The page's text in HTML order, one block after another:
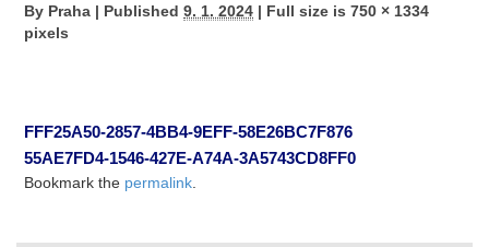
By Praha | Published 9. 1. 2024 | Full size is750 × 1334
pixels
FFF25A50-2857-4BB4-9EFF-58E26BC7F876
55AE7FD4-1546-427E-A74A-3A5743CD8FF0
Bookmark the permalink